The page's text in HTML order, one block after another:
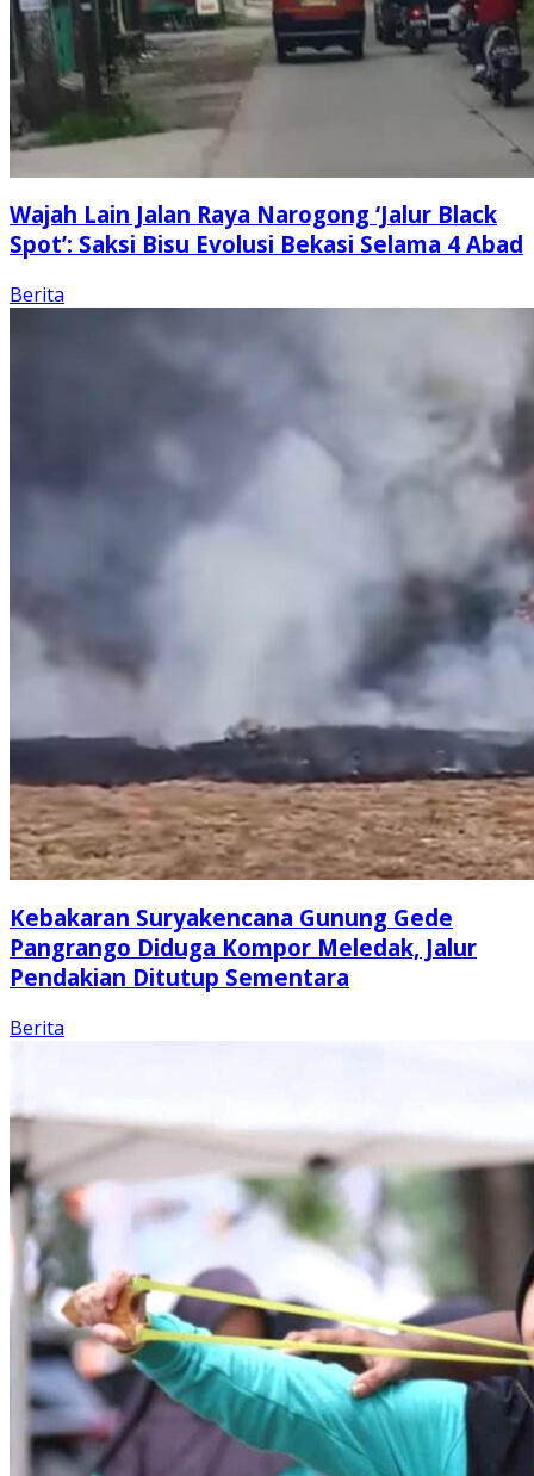
Wajah Lain Jalan Raya Narogong ‘Jalur Black
Spot’: Saksi Bisu Evolusi Bekasi Selama 4 Abad
Berita
Kebakaran Suryakencana Gunung Gede
Pangrango Diduga Kompor Meledak, Jalur
Pendakian Ditutup Sementara
Berita